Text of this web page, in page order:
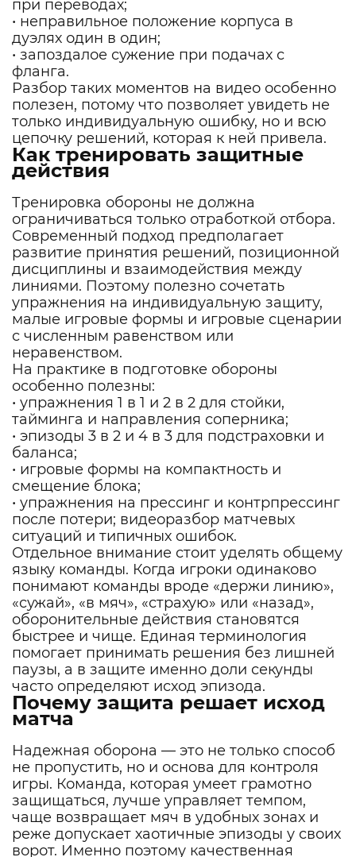
при переводах;
• неправильное положение корпуса в
дуэлях один в один;
• запоздалое сужение при подачах с
фланга.
Разбор таких моментов на видео особенно
полезен, потому что позволяет увидеть не
только индивидуальную ошибку, но и всю
цепочку решений, которая к ней привела.
Как тренировать защитные
действия
Тренировка обороны не должна
ограничиваться только отработкой отбора.
Современный подход предполагает
развитие принятия решений, позиционной
дисциплины и взаимодействия между
линиями. Поэтому полезно сочетать
упражнения на индивидуальную защиту,
малые игровые формы и игровые сценарии
с численным равенством или
неравенством.
На практике в подготовке обороны
особенно полезны:
• упражнения 1 в 1 и 2 в 2 для стойки,
тайминга и направления соперника;
• эпизоды 3 в 2 и 4 в 3 для подстраховки и
баланса;
• игровые формы на компактность и
смещение блока;
• упражнения на прессинг и контрпрессинг
после потери; видеоразбор матчевых
ситуаций и типичных ошибок.
Отдельное внимание стоит уделять общему
языку команды. Когда игроки одинаково
понимают команды вроде «держи линию»,
«сужай», «в мяч», «страхую» или «назад»,
оборонительные действия становятся
быстрее и чище. Единая терминология
помогает принимать решения без лишней
паузы, а в защите именно доли секунды
часто определяют исход эпизода.
Почему защита решает исход
матча
Надежная оборона — это не только способ
не пропустить, но и основа для контроля
игры. Команда, которая умеет грамотно
защищаться, лучше управляет темпом,
чаще возвращает мяч в удобных зонах и
реже допускает хаотичные эпизоды у своих
ворот. Именно поэтому качественная